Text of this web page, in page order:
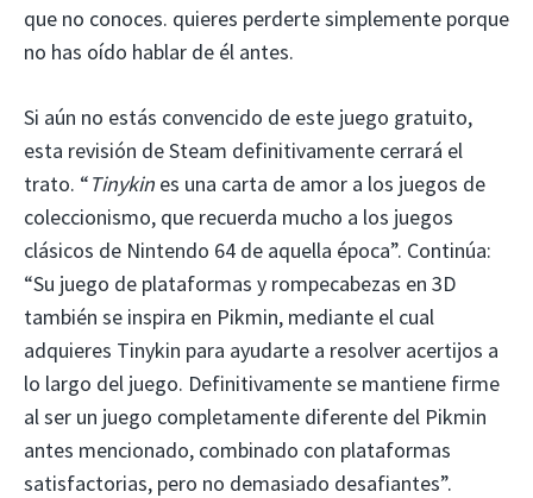
que no conoces. quieres perderte simplemente porque
no has oído hablar de él antes.
Si aún no estás convencido de este juego gratuito,
esta revisión de Steam definitivamente cerrará el
trato. “Tinykin es una carta de amor a los juegos de
coleccionismo, que recuerda mucho a los juegos
clásicos de Nintendo 64 de aquella época”. Continúa:
“Su juego de plataformas y rompecabezas en 3D
también se inspira en Pikmin, mediante el cual
adquieres Tinykin para ayudarte a resolver acertijos a
lo largo del juego. Definitivamente se mantiene firme
al ser un juego completamente diferente del Pikmin
antes mencionado, combinado con plataformas
satisfactorias, pero no demasiado desafiantes”.